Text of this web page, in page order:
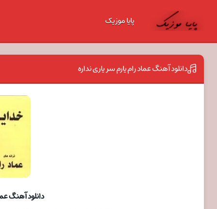
پایا موزیک
دانلود آهنگ عماد رام یارم سر یاری نداره
دانلود آهنگ